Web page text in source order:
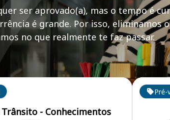
ser aprovado(a), mas o tempo é
é grande. Por isso, eliminamos
no que realmente te faz passar.
para passar no concurso
- Conhecimentos
Pré-